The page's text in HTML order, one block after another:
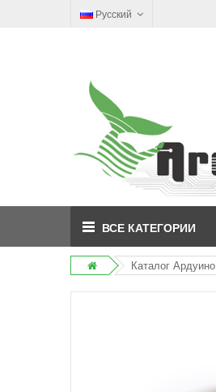
Русский
ВСЕ КАТЕГОРИИ
Каталог Ардуино